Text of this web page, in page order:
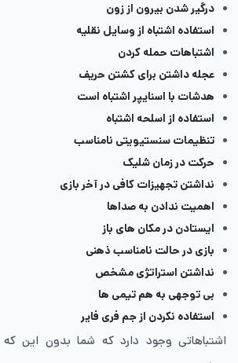
درگیر شدن بیرون از زون
استفاده اشتباه از وسایل نقلیه
اشتباهات حمله کردن
عجله داشتن برای کشتن حریف
هدشات با اسنایپر اشتباه است
استفاده از اسلحه اشتباه
تنظیمات سنستیویتی نامناسب
حرکت در زمان شلیک
نداشتن تجهیزات کافی در آخر بازی
اهمیت ندادن به صداها
ایستادن در مکان ‌های باز
بازی در حالت نامناسب ذهنی
نداشتن استراتژی مشخص
بی ‌توجهی به هم ‌تیمی‌ ها
استفاده نکردن از جم فری فایر
اشتباهاتی وجود دارد که شما بدون این